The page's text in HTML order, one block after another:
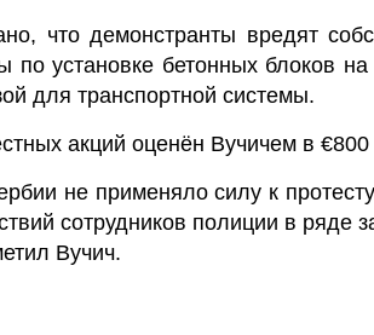
что демонстранты вредят
по установке бетонных блоков на
для транспортной системы.
акций оценён Вучичем в
не применяло силу к
сотрудников полиции в ряде
Вучич.